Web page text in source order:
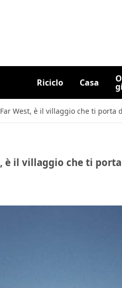
Riciclo Casa
West, è il villaggio che ti porta
è il villaggio che ti